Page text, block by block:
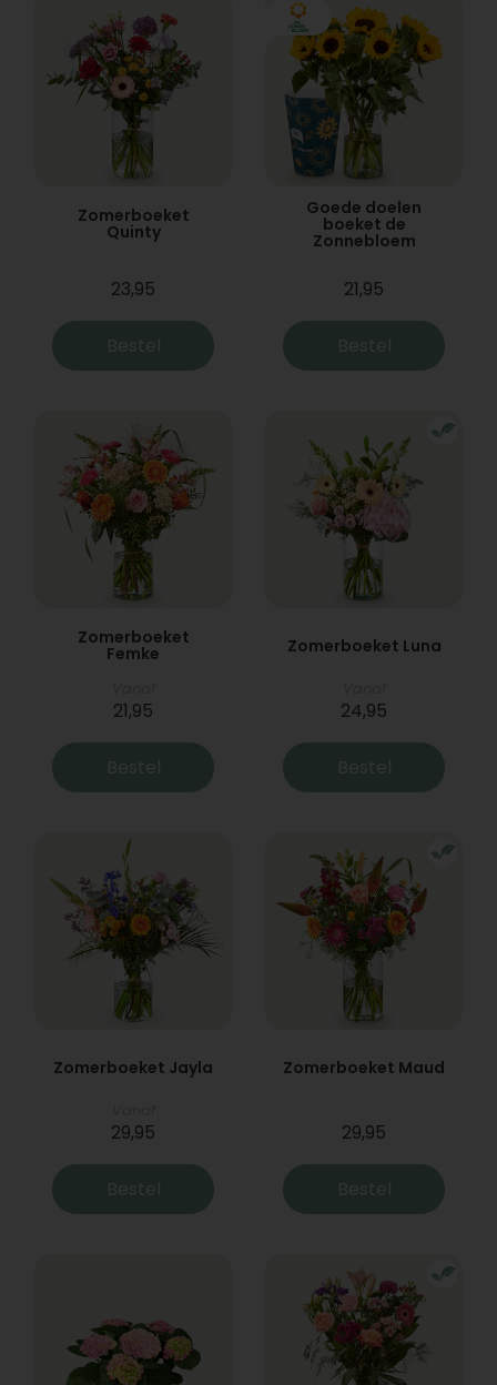
Zomerboeket
Quinty
23,95
Bestel
Goede doelen
boeket de
Zonnebloem
21,95
Bestel
Zomerboeket
Femke
21,95
Bestel
Zomerboeket Luna
24,95
Bestel
Zomerboeket Jayla
29,95
Bestel
Zomerboeket Maud
29,95
Bestel